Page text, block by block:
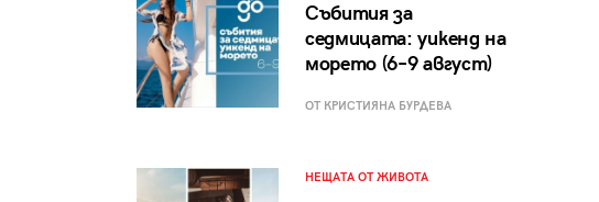
Събития за
седмицата: уикенд на
морето (6–9 август)
ОТ КРИСТИЯНА БУРДЕВА
НЕЩАТА ОТ ЖИВОТА